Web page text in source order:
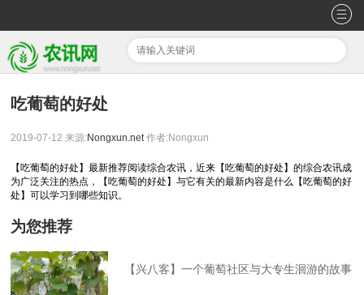
吃葡萄的好处
2019-07-12 来源:Nongxun.net 作者:Nongxun
【吃葡萄的好处】最新推荐阅读综合农讯，近来【吃葡萄的好处】的综合农讯成
为广泛关注的热点，【吃葡萄的好处】与它有关的最新内容是什么【吃葡萄的好
处】可以学习到哪些知识。
为您推荐
【兴八客】一个葡萄社区与大专生洄游的故事